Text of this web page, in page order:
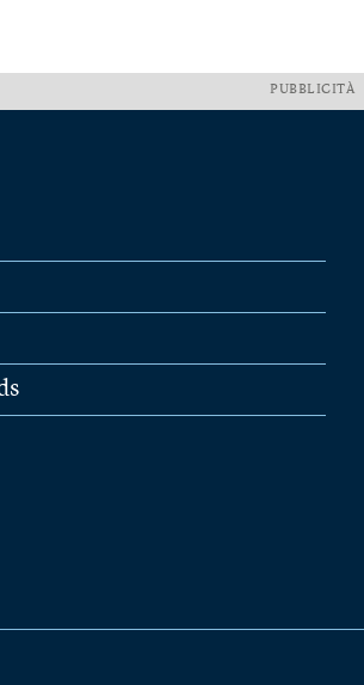
PUBBLICITÀ